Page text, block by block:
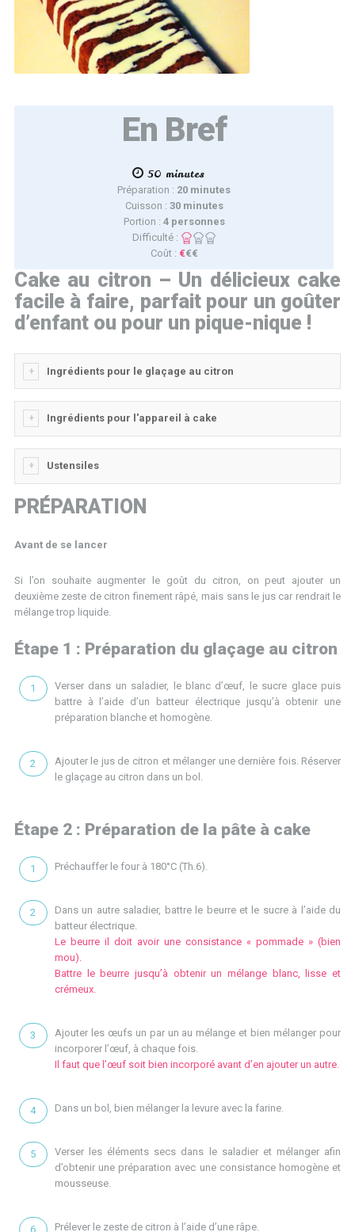
En Bref
50 minutes
Préparation : 20 minutes
Cuisson : 30 minutes
Portion : 4 personnes
Difficulté :
Coût : €€€
Cake au citron – Un délicieux cake
facile à faire, parfait pour un goûter
d’enfant ou pour un pique-nique !
Ingrédients pour le glaçage au citron
Ingrédients pour l'appareil à cake
Ustensiles
PRÉPARATION
Avant de se lancer
Si l’on souhaite augmenter le goût du citron, on peut ajouter un
deuxième zeste de citron finement râpé, mais sans le jus car rendrait le
mélange trop liquide.
Étape 1 : Préparation du glaçage au citron
Verser dans un saladier, le blanc d’œuf, le sucre glace puis
battre à l’aide d’un batteur électrique jusqu’à obtenir une
préparation blanche et homogène.
Ajouter le jus de citron et mélanger une dernière fois. Réserver
le glaçage au citron dans un bol.
Étape 2 : Préparation de la pâte à cake
Préchauffer le four à 180°C (Th.6).
Dans un autre saladier, battre le beurre et le sucre à l’aide du
batteur électrique.
Le beurre il doit avoir une consistance « pommade » (bien
mou).
Battre le beurre jusqu’à obtenir un mélange blanc, lisse et
crémeux.
Ajouter les œufs un par un au mélange et bien mélanger pour
incorporer l’œuf, à chaque fois.
Il faut que l’œuf soit bien incorporé avant d’en ajouter un autre.
Dans un bol, bien mélanger la levure avec la farine.
Verser les éléments secs dans le saladier et mélanger afin
d’obtenir une préparation avec une consistance homogène et
mousseuse.
Prélever le zeste de citron à l’aide d’une râpe.